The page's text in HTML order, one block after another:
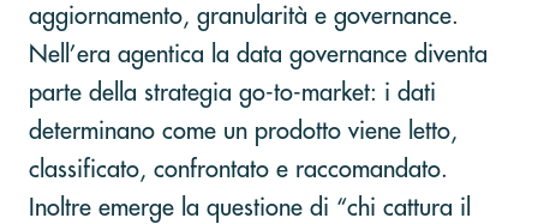
aggiornamento, granularità e governance.
Nell’era agentica la data governance diventa
parte della strategia go-to-market: i dati
determinano come un prodotto viene letto,
classificato, confrontato e raccomandato.
Inoltre emerge la questione di “chi cattura il